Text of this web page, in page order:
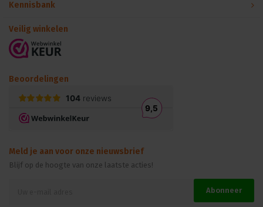
Kennisbank
Veilig winkelen
Beoordelingen
Meld je aan voor onze nieuwsbrief
Blijf op de hoogte van onze laatste acties!
Abonneer